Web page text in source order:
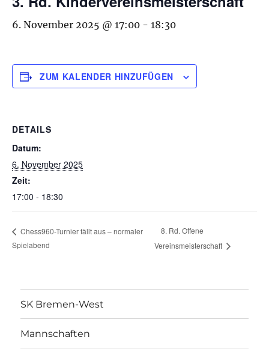
6. November 2025 @ 17:00 - 18:30
ZUM KALENDER HINZUFÜGEN
DETAILS
Datum:
6. November 2025
Zeit:
17:00 - 18:30
Chess960-Turnier fällt aus – normaler
Spielabend
8. Rd. Offene
Vereinsmeisterschaft
SK Bremen-West
Mannschaften